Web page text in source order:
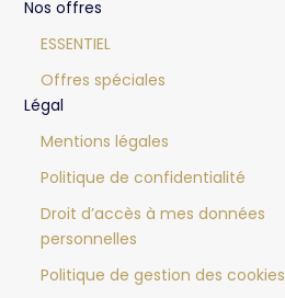
Nos offres
ESSENTIEL
Offres spéciales
Légal
Mentions légales
Politique de confidentialité
Droit d’accès à mes données
personnelles
Politique de gestion des cookies